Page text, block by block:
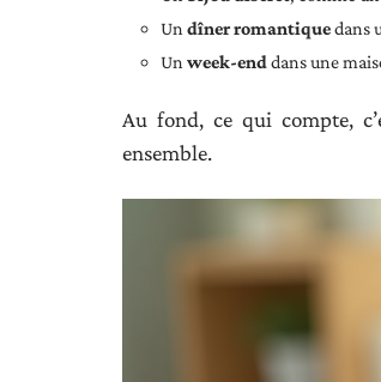
Un dîner romantiquedans
Un week-enddans une
Au fond, ce qui compte,
ensemble.